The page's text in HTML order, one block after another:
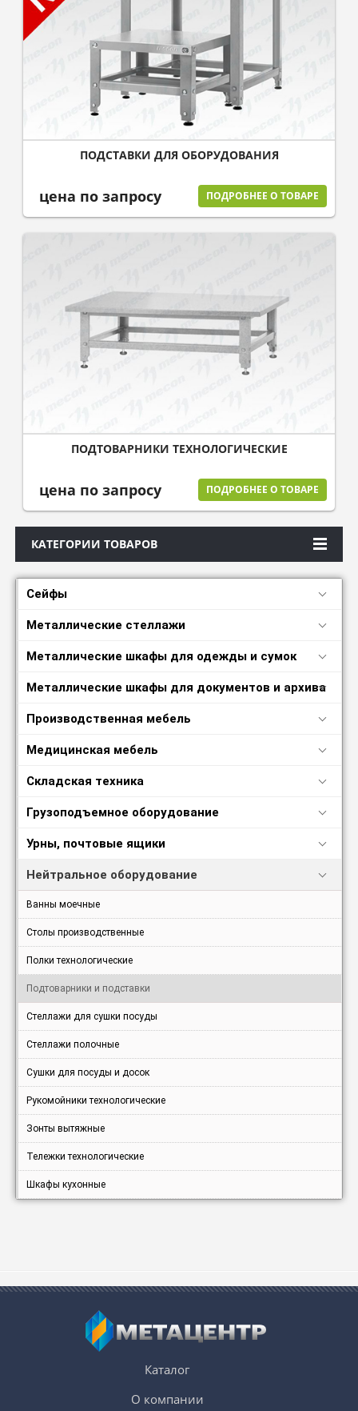
ПОДСТАВКИ ДЛЯ ОБОРУДОВАНИЯ
цена по запросу ПОДРОБНЕЕ О ТОВАРЕ
ПОДТОВАРНИКИ ТЕХНОЛОГИЧЕСКИЕ
цена по запросу ПОДРОБНЕЕ О ТОВАРЕ
КАТЕГОРИИ ТОВАРОВ
Сейфы
Металлические стеллажи
Металлические шкафы для одежды и сумок
Металлические шкафы для документов и архива
Производственная мебель
Медицинская мебель
Складская техника
Грузоподъемное оборудование
Урны, почтовые ящики
Нейтральное оборудование
Ванны моечные
Столы производственные
Полки технологические
Подтоварники и подставки
Стеллажи для сушки посуды
Стеллажи полочные
Сушки для посуды и досок
Рукомойники технологические
Зонты вытяжные
Тележки технологические
Шкафы кухонные
Каталог
О компании